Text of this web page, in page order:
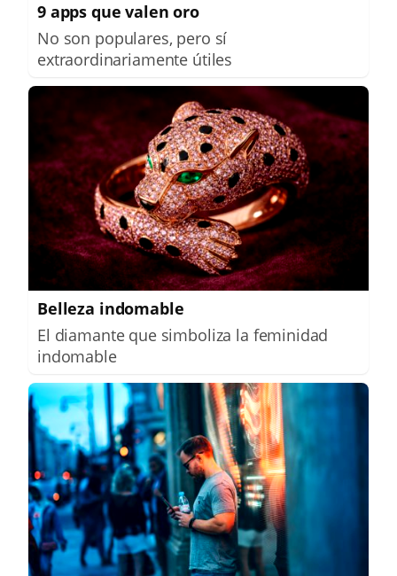
9 apps que valen oro
No son populares, pero sí
extraordinariamente útiles
Belleza indomable
El diamante que simboliza la feminidad
indomable